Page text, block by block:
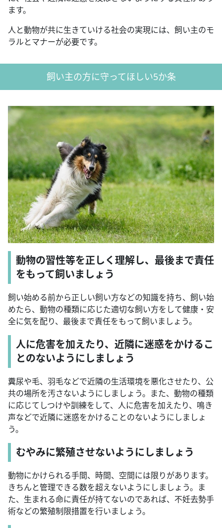
ます。
人と動物が共に生きていける社会の実現には、飼い主のモ
ラルとマナーが必要です。
飼い主の方に守ってほしい5か条
動物の習性等を正しく理解し、最後まで責任
をもって飼いましょう
飼い始める前から正しい飼い方などの知識を持ち、飼い始
めたら、動物の種類に応じた適切な飼い方をして健康・安
全に気を配り、最後まで責任をもって飼いましょう。
人に危害を加えたり、近隣に迷惑をかけるこ
とのないようにしましょう
糞尿や毛、羽毛などで近隣の生活環境を悪化させたり、公
共の場所を汚さないようにしましょう。また、動物の種類
に応じてしつけや訓練をして、人に危害を加えたり、鳴き
声などで近隣に迷惑をかけることのないようにしましょ
う。
むやみに繁殖させないようにしましょう
動物にかけられる手間、時間、空間には限りがあります。
きちんと管理できる数を超えないようにしましょう。ま
た、生まれる命に責任が持てないのであれば、不妊去勢手
術などの繁殖制限措置を行いましょう。